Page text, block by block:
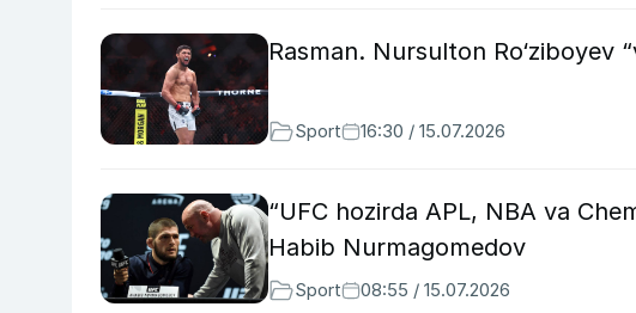
Rasman. Nursulton Ro‘ziboyev
Sport 16:30 / 15.07.2026
“UFC hozirda APL, NBA va
Habib Nurmagomedov
Sport 08:55 / 15.07.2026